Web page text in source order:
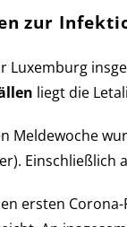
zur
Luxemburg
liegt die
Melde­woche
Ein­schließ­lich
ersten